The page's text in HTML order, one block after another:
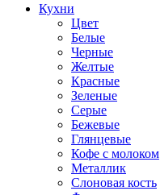
Кухни
Цвет
Белые
Черные
Желтые
Красные
Зеленые
Серые
Бежевые
Глянцевые
Кофе с молоком
Металлик
Слоновая кость